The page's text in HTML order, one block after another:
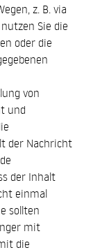
z. B. via
Sie die
oder die
von
und
der Nachricht
der Inhalt
einmal
sollten
mit
die